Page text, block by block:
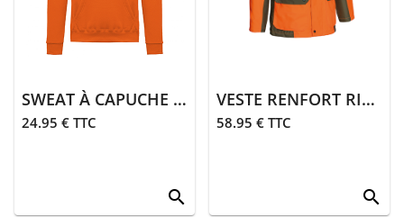
SWEAT À CAPUCHE UNI | ORANGE
24.95 € TTC
search
VESTE RENFORT RIPSTOP | ORANGE
58.95 € TTC
search